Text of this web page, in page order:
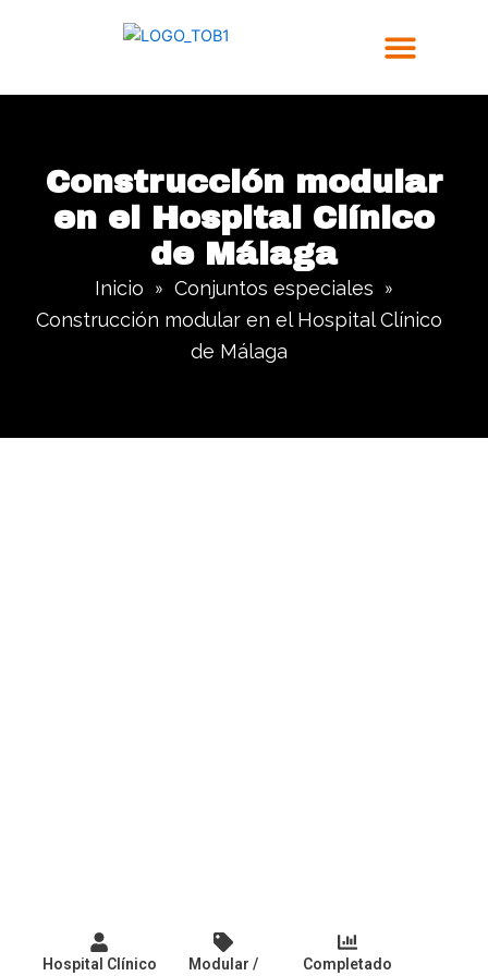
Construcción modular
en el Hospital Clínico
de Málaga
Inicio » Conjuntos especiales »
Construcción modular en el Hospital Clínico
de Málaga
Hospital Clínico
Modular /
Completado